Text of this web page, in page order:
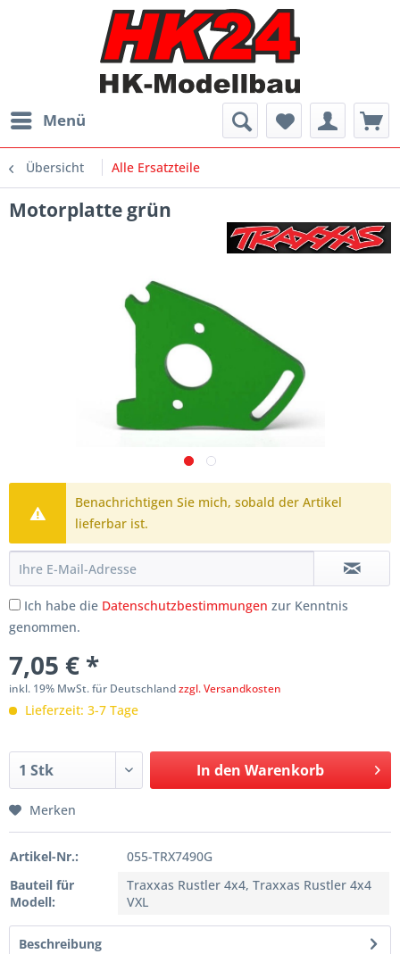
Menü
Übersicht Alle Ersatzteile
Motorplatte grün
Benachrichtigen Sie mich, sobald der Artikel
lieferbar ist.
Ich habe die Datenschutzbestimmungen zur Kenntnis
genommen.
7,05 € *
inkl. 19% MwSt. für Deutschlandzzgl. Versandkosten
Lieferzeit: 3-7 Tage
In den Warenkorb
Merken
Artikel-Nr.:
055-TRX7490G
Bauteil für
Modell:
Traxxas Rustler 4x4, Traxxas Rustler 4x4
VXL
Beschreibung